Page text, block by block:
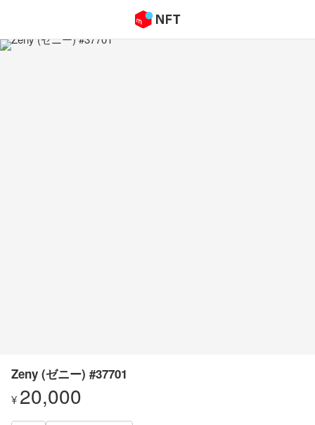
Zeny (ゼニー) #37701
¥ 20,000